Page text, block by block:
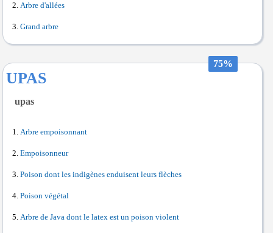
Arbre d'allées
Grand arbre
75%
UPAS
upas
Arbre empoisonnant
Empoisonneur
Poison dont les indigènes enduisent leurs flèches
Poison végétal
Arbre de Java dont le latex est un poison violent